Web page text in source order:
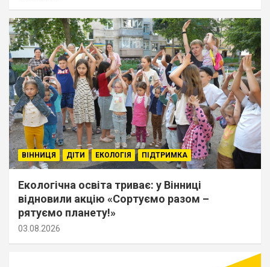
ВІННИЦЯ ДІТИ ЕКОЛОГІЯ ПІДТРИМКА
Екологічна освіта триває: у Вінниці
відновили акцію «Сортуємо разом –
рятуємо планету!»
03.08.2026